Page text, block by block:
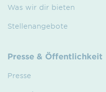
Was wir dir bieten
Stellenangebote
Presse & Öffentlichkeit
Presse